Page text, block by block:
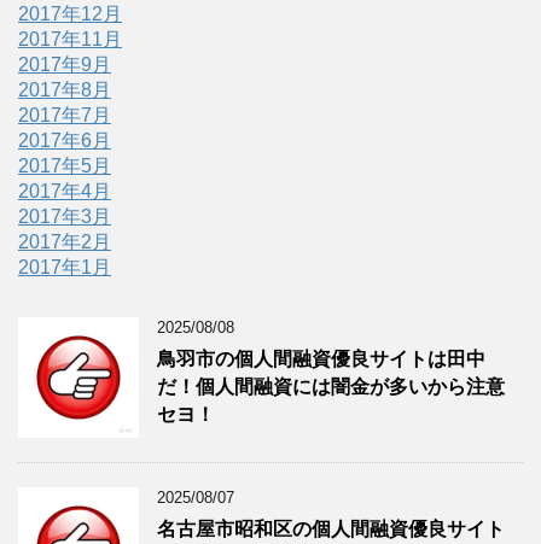
2017年12月
2017年11月
2017年9月
2017年8月
2017年7月
2017年6月
2017年5月
2017年4月
2017年3月
2017年2月
2017年1月
2025/08/08
鳥羽市の個人間融資優良サイトは田中
だ！個人間融資には闇金が多いから注意
セヨ！
2025/08/07
名古屋市昭和区の個人間融資優良サイト